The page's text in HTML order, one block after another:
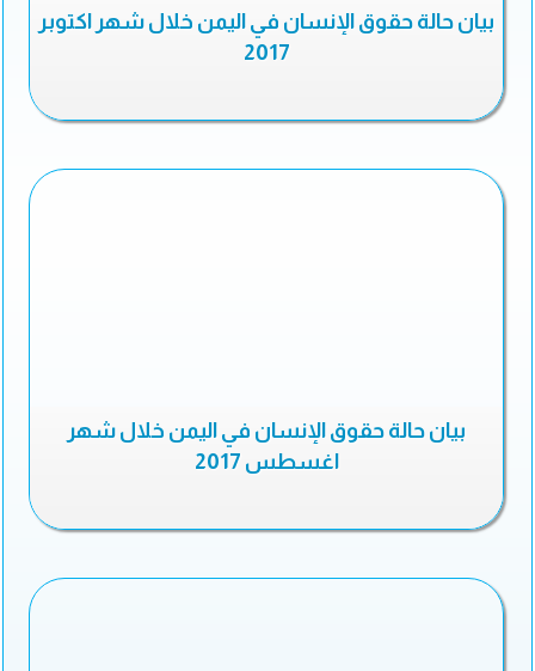
بيان حالة حقوق الإنسان في اليمن خلال شهر اكتوبر
2017
بيان حالة حقوق الإنسان في اليمن خلال شهر
اغسطس 2017